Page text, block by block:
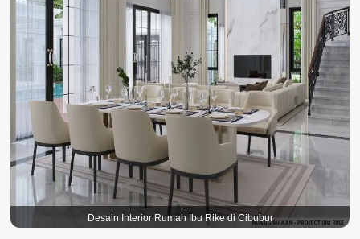
Desain Interior Rumah Ibu Rike di Cibubur